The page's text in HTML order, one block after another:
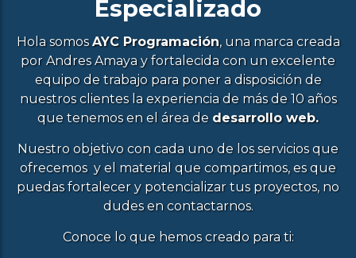
Especializado
Hola somosAYC Programación, una marca creada
por Andres Amaya y fortalecida con un excelente
equipo de trabajo para poner a disposición de
nuestros clientes la experiencia de más de 10 años
que tenemos en el área de desarrollo web.
Nuestro objetivo con cada uno de los servicios que
ofrecemos y el material que compartimos, es que
puedas fortalecer y potencializar tus proyectos, no
dudes en contactarnos.
Conoce lo que hemos creado para ti: